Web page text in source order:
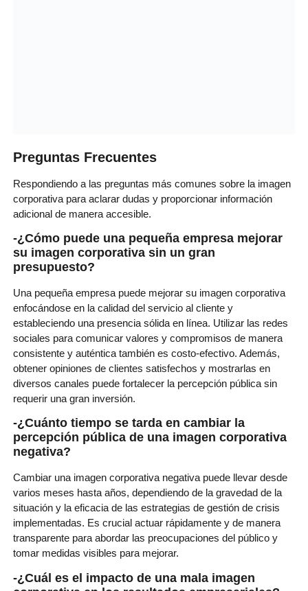
Preguntas Frecuentes
Respondiendo a las preguntas más comunes sobre la imagen
corporativa para aclarar dudas y proporcionar información
adicional de manera accesible.
-¿Cómo puede una pequeña empresa mejorar
su imagen corporativa sin un gran
presupuesto?
Una pequeña empresa puede mejorar su imagen corporativa
enfocándose en la calidad del servicio al cliente y
estableciendo una presencia sólida en línea. Utilizar las redes
sociales para comunicar valores y compromisos de manera
consistente y auténtica también es costo-efectivo. Además,
obtener opiniones de clientes satisfechos y mostrarlas en
diversos canales puede fortalecer la percepción pública sin
requerir una gran inversión.
-¿Cuánto tiempo se tarda en cambiar la
percepción pública de una imagen corporativa
negativa?
Cambiar una imagen corporativa negativa puede llevar desde
varios meses hasta años, dependiendo de la gravedad de la
situación y la eficacia de las estrategias de gestión de crisis
implementadas. Es crucial actuar rápidamente y de manera
transparente para abordar las preocupaciones del público y
tomar medidas visibles para mejorar.
-¿Cuál es el impacto de una mala imagen